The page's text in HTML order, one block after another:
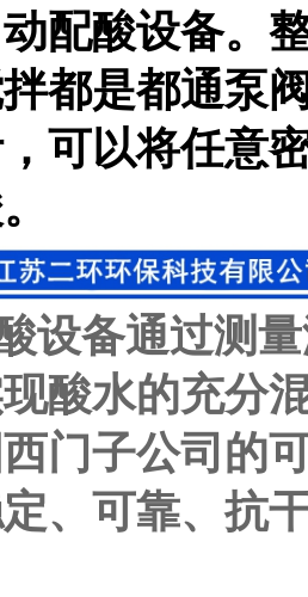
配酸设备。
都是都通泵
可以将任意
设备通过测
酸水的充分
门子公司的
、可靠、抗